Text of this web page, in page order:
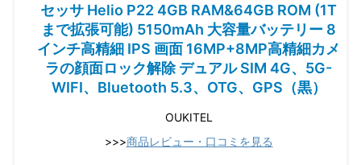
セッサ Helio P22 4GB RAM&64GB ROM (1T
まで拡張可能) 5150mAh 大容量バッテリー 8
インチ高精細 IPS 画面 16MP+8MP高精細カメ
ラの顔面ロック解除 デュアル SIM 4G、5G-
WIFI、Bluetooth 5.3、OTG、GPS（黒）
OUKITEL
>>>商品レビュー・口コミを見る